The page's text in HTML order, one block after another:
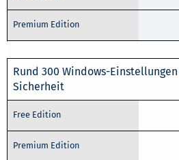
Rund 300 Windows-
Sicherheit